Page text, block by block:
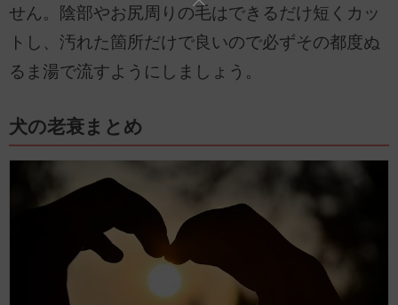
せん。陰部やお尻周りの毛はできるだけ短くカッ
トし、汚れた箇所だけで良いので必ずその都度ぬ
るま湯で流すようにしましょう。
犬の老衰まとめ